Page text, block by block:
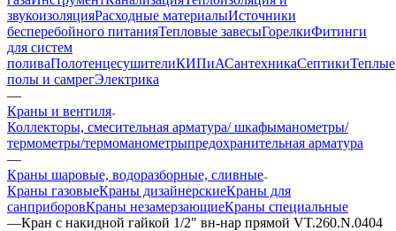
звукоизоляцияРасходные материалыИсточники
бесперебойного питанияТепловые завесыГорелкиФитинги
для систем
поливаПолотенцесушителиКИПиАСантехникаСептикиТеплые
полы и самрегЭлектрика
—
Краны и вентиля
Коллекторы, смесительная арматура/ шкафыманометры/
термометры/термоманометрыпредохранительная арматура
—
Краны шаровые, водоразборные, сливные
Краны газовыеКраны дизайнерскиеКраны для
санприборовКраны незамерзающиеКраны специальные
—Кран с накидной гайкой 1/2" вн-нар прямой VT.260.N.0404